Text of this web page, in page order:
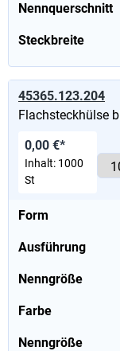
Nennquerschnitt
Steckbreite
45365.123.204
Flachsteckhülse
Form
Ausführung
Nenngröße
Farbe
Nenngröße
0,00 €*
Inhalt: 1000
St